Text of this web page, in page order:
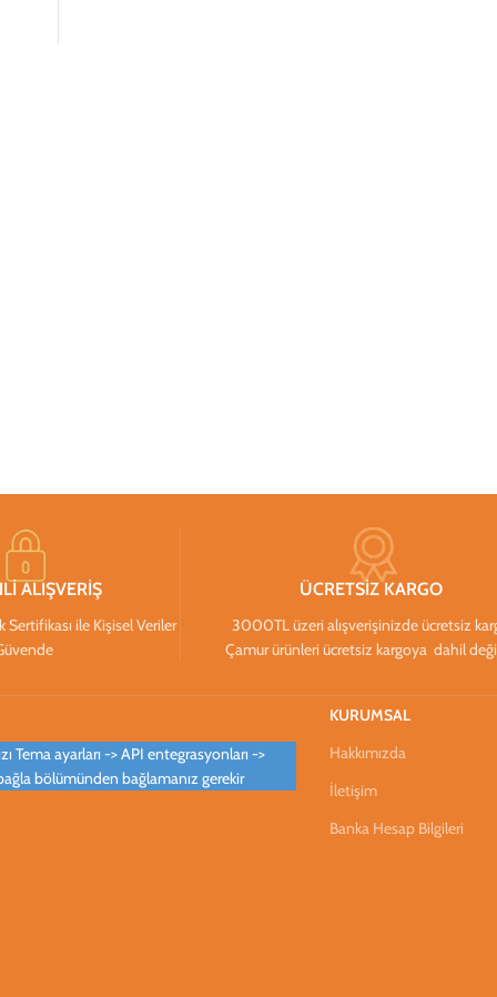
ALIŞVERİŞ
ile Kişisel Veriler
ÜCRETSİZ KARGO
3000TL üzeri alışverişinizde ücretsiz
Çamur ürünleri ücretsiz kargoya dahil
Tema ayarları -> API entegrasyonları ->
bölümünden bağlamanız gerekir
KURUMSAL
Hakkımızda
İletişim
Banka Hesap Bilgileri